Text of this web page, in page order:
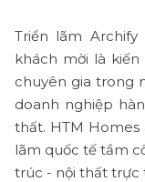
Triển lãm
khách mời là
chuyên gia trong
doanh nghiệp
thất. HTM Homes
lãm quốc tế tầm
trúc - nội thất trực